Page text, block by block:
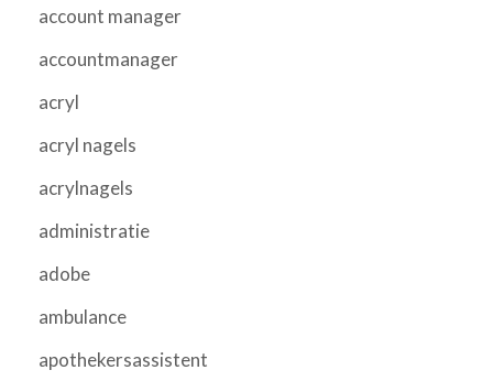
account manager
accountmanager
acryl
acryl nagels
acrylnagels
administratie
adobe
ambulance
apothekersassistent